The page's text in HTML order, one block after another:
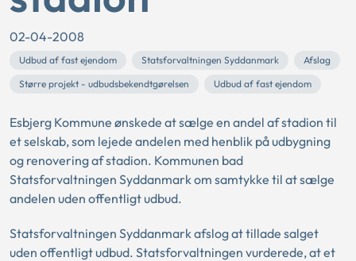
02-04-2008
Udbud af fast ejendom Statsforvaltningen Syddanmark
Afslag
Større projekt - udbudsbekendtgørelsen
Udbud af fast ejendom
Esbjerg Kommune ønskede at sælge en andel af stadion til
et selskab, som lejede andelen med henblik på udbygning
og renovering af stadion. Kommunen bad
Statsforvaltningen Syddanmark om samtykke til at sælge
andelen uden offentligt udbud.
Statsforvaltningen Syddanmark afslog at tillade salget
uden offentligt udbud. Statsforvaltningen vurderede, at et